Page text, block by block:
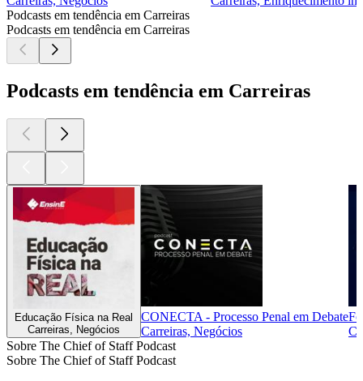
Podcasts em tendência em Carreiras
Podcasts em tendência em Carreiras
Podcasts em tendência em Carreiras
Educação Física na Real
Carreiras, Negócios
CONECTA - Processo Penal em Debate
Carreiras, Negócios
Sobre The Chief of Staff Podcast
Sobre The Chief of Staff Podcast